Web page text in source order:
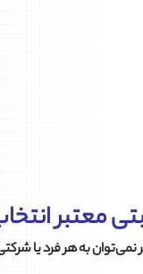
معتبر
به هر فرد یا